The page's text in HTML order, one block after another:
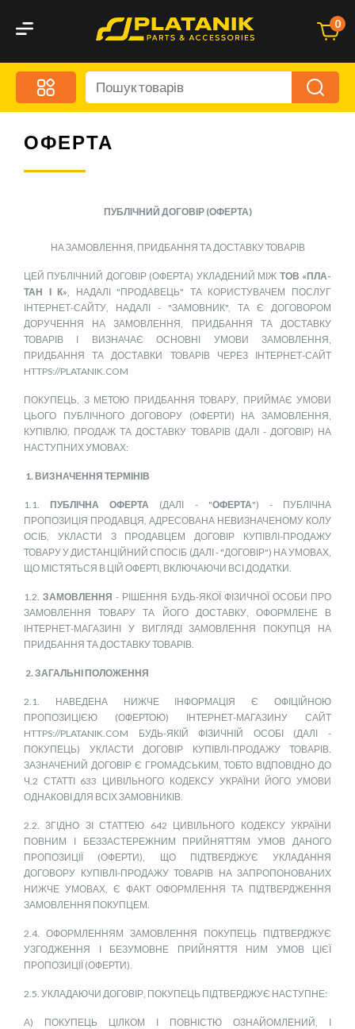
0
Меню
Акційні пропозиції
Дорожні аксесуари
Оптика та Світлотехніка
Бризговики
Запчастини кузова та дзеркала
Малий комерційний транспорт
Маркувальні знаки та світловідбивачі
Пневматичні з'єднання
Інструменти
Оснащення причепів
Автономне опалення та кондиціонування
Стяжні ремені та троси
ОФЕРТА
ПУБЛІЧНИЙ ДОГОВІР (ОФЕРТА)
НА ЗАМОВЛЕННЯ, ПРИДБАННЯ ТА ДОСТАВКУ ТОВАРІВ
ЦЕЙ ПУБЛІЧНИЙ ДОГОВІР (ОФЕРТА) УКЛАДЕНИЙ МІЖ ТОВ «ПЛА-
ТАН І К» , НАДАЛІ "ПРОДАВЕЦЬ" ТА КОРИСТУВАЧЕМ ПОСЛУГ
ІНТЕРНЕТ-САЙТУ, НАДАЛІ - "ЗАМОВНИК", ТА Є ДОГОВОРОМ
ДОРУЧЕННЯ НА ЗАМОВЛЕННЯ, ПРИДБАННЯ ТА ДОСТАВКУ
ТОВАРІВ І ВИЗНАЧАЄ ОСНОВНІ УМОВИ ЗАМОВЛЕННЯ,
ПРИДБАННЯ ТА ДОСТАВКИ ТОВАРІВ ЧЕРЕЗ ІНТЕРНЕТ-САЙТ
HTTPS://PLATANIK.COM
ПОКУПЕЦЬ, З МЕТОЮ ПРИДБАННЯ ТОВАРУ, ПРИЙМАЄ УМОВИ
ЦЬОГО ПУБЛІЧНОГО ДОГОВОРУ (ОФЕРТИ) НА ЗАМОВЛЕННЯ,
КУПІВЛЮ, ПРОДАЖ ТА ДОСТАВКУ ТОВАРІВ (ДАЛІ - ДОГОВІР) НА
НАСТУПНИХ УМОВАХ:
1. ВИЗНАЧЕННЯ ТЕРМІНІВ
1.1.ПУБЛІЧНА ОФЕРТА (ДАЛІ - "ОФЕРТА") - ПУБЛІЧНА
ПРОПОЗИЦІЯ ПРОДАВЦЯ, АДРЕСОВАНА НЕВИЗНАЧЕНОМУ КОЛУ
ОСІБ, УКЛАСТИ З ПРОДАВЦЕМ ДОГОВІР КУПІВЛІ-ПРОДАЖУ
ТОВАРУ У ДИСТАНЦІЙНИЙ СПОСІБ (ДАЛІ - "ДОГОВІР") НА УМОВАХ,
ЩО МІСТЯТЬСЯ В ЦІЙ ОФЕРТІ, ВКЛЮЧАЮЧИ ВСІ ДОДАТКИ.
1.2.ЗАМОВЛЕННЯ - РІШЕННЯ БУДЬ-ЯКОЇ ФІЗИЧНОЇ ОСОБИ ПРО
ЗАМОВЛЕННЯ ТОВАРУ ТА ЙОГО ДОСТАВКУ, ОФОРМЛЕНЕ В
ІНТЕРНЕТ-МАГАЗИНІ У ВИГЛЯДІ ЗАМОВЛЕННЯ ПОКУПЦЯ НА
ПРИДБАННЯ ТА ДОСТАВКУ ТОВАРІВ.
2. ЗАГАЛЬНІ ПОЛОЖЕННЯ
2.1. НАВЕДЕНА НИЖЧЕ ІНФОРМАЦІЯ Є ОФІЦІЙНОЮ
ПРОПОЗИЦІЄЮ (ОФЕРТОЮ) ІНТЕРНЕТ-МАГАЗИНУ САЙТ
HTTPS://PLATANIK.COM БУДЬ-ЯКІЙ ФІЗИЧНІЙ ОСОБІ (ДАЛІ -
ПОКУПЕЦЬ) УКЛАСТИ ДОГОВІР КУПІВЛІ-ПРОДАЖУ ТОВАРІВ.
ЗАЗНАЧЕНИЙ ДОГОВІР Є ГРОМАДСЬКИМ, ТОБТО ВІДПОВІДНО ДО
Ч.2 СТАТТІ 633 ЦИВІЛЬНОГО КОДЕКСУ УКРАЇНИ ЙОГО УМОВИ
ОДНАКОВІ ДЛЯ ВСІХ ЗАМОВНИКІВ.
2.2. ЗГІДНО ЗІ СТАТТЕЮ 642 ЦИВІЛЬНОГО КОДЕКСУ УКРАЇНИ
ПОВНИМ І БЕЗЗАСТЕРЕЖНИМ ПРИЙНЯТТЯМ УМОВ ДАНОГО
ПРОПОЗИЦІЇ (ОФЕРТИ), ЩО ПІДТВЕРДЖУЄ УКЛАДАННЯ
ДОГОВОРУ КУПІВЛІ-ПРОДАЖУ ТОВАРІВ НА ЗАПРОПОНОВАНИХ
НИЖЧЕ УМОВАХ, Є ФАКТ ОФОРМЛЕННЯ ТА ПІДТВЕРДЖЕННЯ
ЗАМОВЛЕННЯ ПОКУПЦЕМ.
2.4. ОФОРМЛЕННЯМ ЗАМОВЛЕННЯ ПОКУПЕЦЬ ПІДТВЕРДЖУЄ
УЗГОДЖЕННЯ І БЕЗУМОВНЕ ПРИЙНЯТТЯ НИМ УМОВ ЦІЄЇ
ПРОПОЗИЦІЇ (ОФЕРТИ).
2.5. УКЛАДАЮЧИ ДОГОВІР, ПОКУПЕЦЬ ПІДТВЕРДЖУЄ НАСТУПНЕ:
А) ПОКУПЕЦЬ ЦІЛКОМ І ПОВНІСТЮ ОЗНАЙОМЛЕНИЙ, І